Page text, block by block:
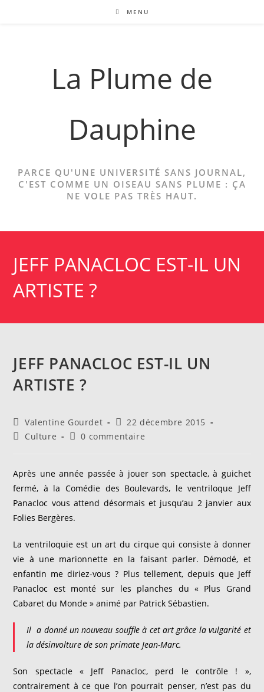
MENU
La Plume de
Dauphine
PARCE QU'UNE UNIVERSITÉ SANS JOURNAL,
C'EST COMME UN OISEAU SANS PLUME : ÇA
NE VOLE PAS TRÈS HAUT.
JEFF PANACLOC EST-IL UN
ARTISTE ?
JEFF PANACLOC EST-IL UN
ARTISTE ?
Auteur/autrice
de
Valentine Gourdet
Publication
publiée :
22 décembre 2015
PostCulture
Commentaires
publication :
0 commentaire
Après une année passée à jouer son spectacle, à guichet
fermé, à la Comédie des Boulevards, le ventriloque Jeff
Panacloc vous attend désormais et jusqu’au 2 janvier aux
Folies Bergères.
La ventriloquie est un art du cirque qui consiste à donner
vie à une marionnette en la faisant parler. Démodé, et
enfantin me diriez-vous ? Plus tellement, depuis que Jeff
Panacloc est monté sur les planches du « Plus Grand
Cabaret du Monde » animé par Patrick Sébastien.
Il a donné un nouveau souffle à cet art grâce la vulgarité et
la désinvolture de son primate Jean-Marc.
Son spectacle « Jeff Panacloc, perd le contrôle ! »,
contrairement à ce que l’on pourrait penser, n’est pas du